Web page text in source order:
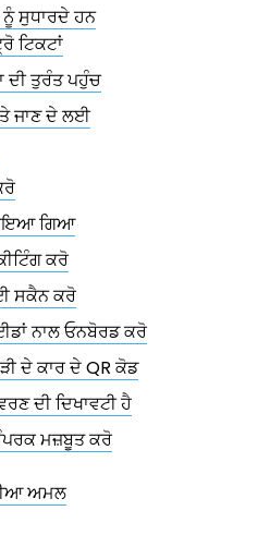
ਸੁਧਾਰਦੇ ਹਨ
ਟਿਕਟਾਂ
ਦੀ ਤੁਰੰਤ ਪਹੁੰਚ
ਜਾਣ ਦੇ ਲਈ
ਗਿਆ
ਕਰੋ
ਸਕੈਨ ਕਰੋ
ਨਾਲ ਓਨਬੋਰਡ ਕਰੋ
ਦੇ ਕਾਰ ਦੇ QR ਕੋਡ
ਦੀ ਦਿਖਾਵਟੀ ਹੈ
ਮਜ਼ਬੂਤ ਕਰੋ
ਅਮਲ